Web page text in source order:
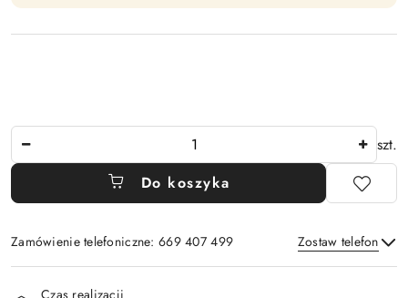
szt.
Do koszyka
Zamówienie telefoniczne: 669 407 499 Zostaw telefon
Czas realizacji